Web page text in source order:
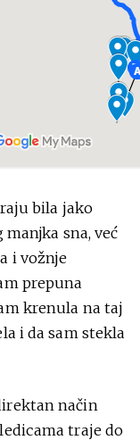
bila jako
sna, već
i vožnje
prepuna
krenula na taj
i da sam stekla
način
traje do